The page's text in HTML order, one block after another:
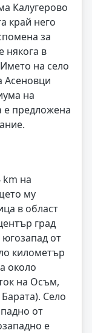
Калугерово
край него
за
някога в
на село
Асеновци
на
предложена
km на
му
в област
град
от
километър
около
на Осъм,
Село
от
е